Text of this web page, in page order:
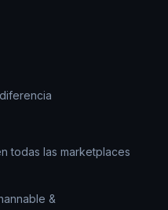
todas las marketplaces
&